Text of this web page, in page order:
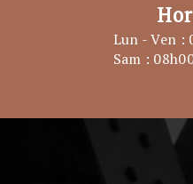
Lun - Ven :
Sam :